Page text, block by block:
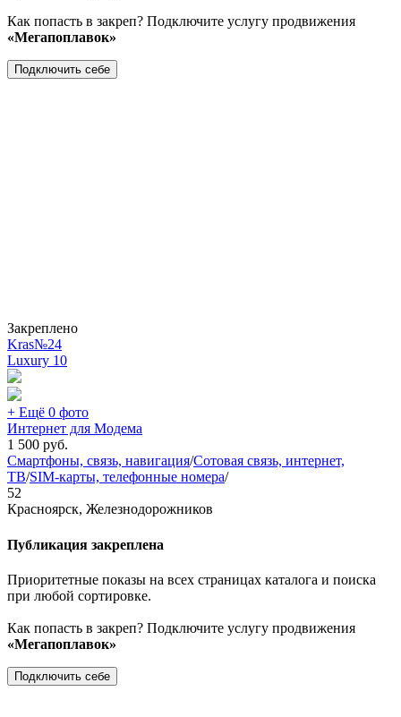
Как попасть в закреп? Подключите услугу продвижения
«Мегапоплавок»
Подключить себе
Закреплено
Kras№24
Luxury 10
+ Ещё 0 фото
Интернет для Модема
1 500 руб.
Смартфоны, связь, навигация/Сотовая связь, интернет,
ТВ/SIM-карты, телефонные номера/
52
Красноярск, Железнодорожников
Публикация закреплена
Приоритетные показы на всех страницах каталога и поиска
при любой сортировке.
Как попасть в закреп? Подключите услугу продвижения
«Мегапоплавок»
Подключить себе